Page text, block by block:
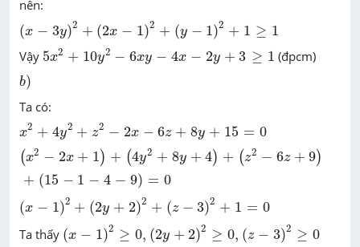
nên:
(x − 3y)2 + (2x − 1)2 + (y − 1)2 + 1 ≥ 1
(x +(2 1 1)2 ≥
Vậy 5x2 + 10y2 − 6xy − 4x − 2y + 3 ≥ 1
5 2 + 10y - y- + (đpcm)
b)
b)
Ta có:
x2 + 4y2 + z2 − 2x − 6z + 8y + 15 = 0
2 +4 y + 2 2x z+ 15 =
(x2 − 2x + 1) + (4y2 + 8y + 4) + (z2 − 6z + 9)
+ (15 − 1 − 4 − 9) = 0
(x 2 + + 4y + 8y 4 + z2 6 +9 + 15 - -9 = 0
(x − 1)2 + (2y + 2)2 + (z − 3)2 + 1 = 0
(x 2+(2 2) -3) 1=
Ta thấy (x − 1)2 ≥ 0, (2y + 2)2 ≥ 0, (z − 3)2 ≥ 0
(x 2≥0 ( y+ 2)2 z-3 2 0